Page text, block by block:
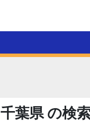
千葉県 の検